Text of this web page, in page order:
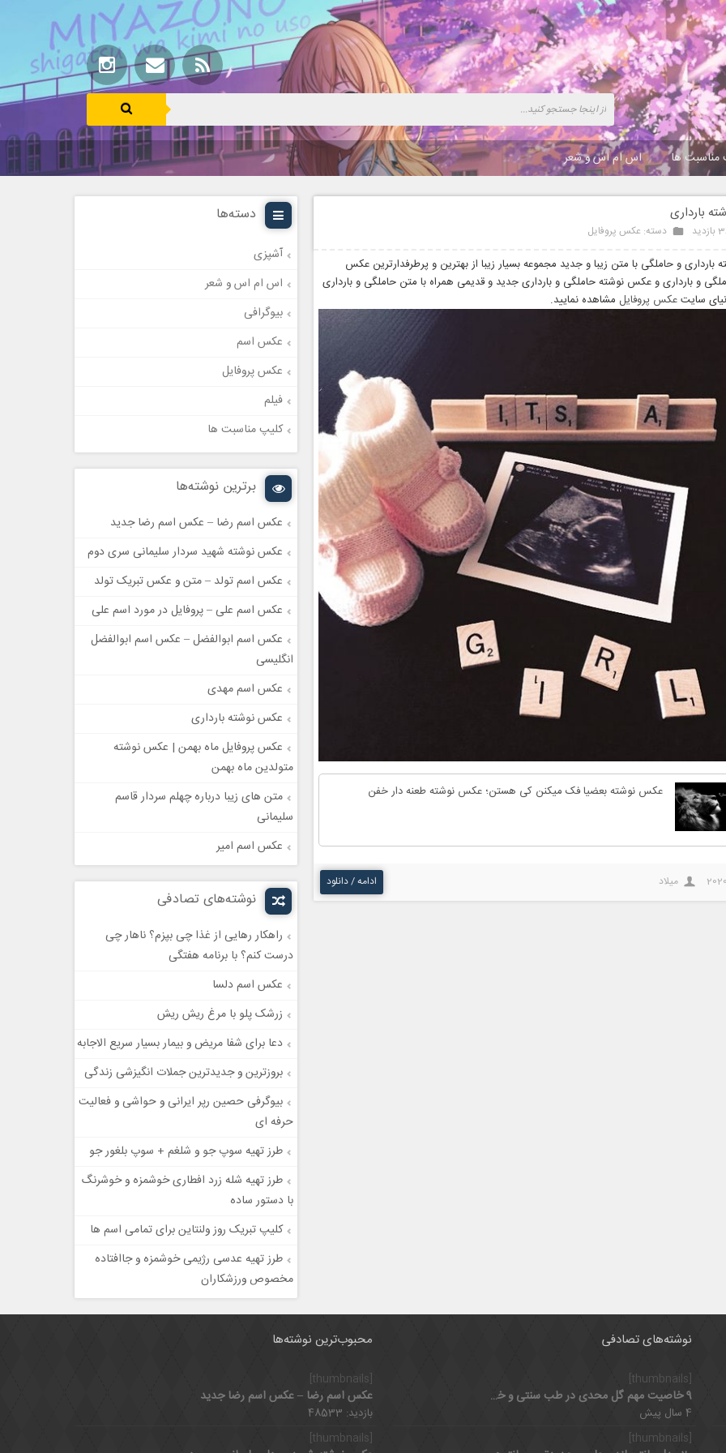
مناسبت ها اس ام اس و شعر
بارداری
دسته: عکس پروفایل
و حاملگی با متن زیبا و جدید مجموعه بسیار زیبا از بهترین و پرطرفدارترین عکس
و بارداری و عکس نوشته حاملگی و بارداری جدید و قدیمی همراه با متن حاملگی و بارداری
سایت عکس پروفایل مشاهده نمایید.
عکس نوشته بعضیا فک میکنن کی هستن؛ عکس نوشته طعنه دار خفن
میلاد ادامه / دانلود
دسته‌ها
آشپزی
اس ام اس و شعر
بیوگرافی
عکس اسم
عکس پروفایل
فیلم
کلیپ مناسبت ها
برترین نوشته‌ها
عکس اسم رضا – عکس اسم رضا جدید
عکس نوشته شهید سردار سلیمانی سری دوم
عکس اسم تولد – متن و عکس تبریک تولد
عکس اسم علی – پروفایل در مورد اسم علی
عکس اسم ابوالفضل – عکس اسم ابوالفضل
انگلیسی
عکس اسم مهدی
عکس نوشته بارداری
عکس پروفایل ماه بهمن | عکس نوشته
متولدین ماه بهمن
متن های زیبا درباره چهلم سردار قاسم
سلیمانی
عکس اسم امیر
نوشته‌های تصادفی
راهکار رهایی از غذا چی بپزم؟ ناهار چی
درست کنم؟ با برنامه هفتگی
عکس اسم دلسا
زرشک پلو با مرغ ریش ریش
دعا برای شفا مریض و بیمار بسیار سریع الاجابه
بروزترین و جدیدترین جملات انگیزشی زندگی
بیوگرفی حصین رپر ایرانی و حواشی و فعالیت
حرفه ای
طرز تهیه سوپ جو و شلغم + سوپ بلغور جو
طرز تهیه شله زرد افطاری خوشمزه و خوشرنگ
با دستور ساده
کلیپ تبریک روز ولنتاین برای تمامی اسم ها
طرز تهیه عدسی رژیمی خوشمزه و جاافتاده
مخصوص ورزشکاران
نوشته‌های تصادفی
[thumbnails]
9 خاصیت مهم گل محدی در طب سنتی و خواص شگفت انگیز آن برای زنان
4 سال پیش
[thumbnails]
محبوب‌ترین نوشته‌ها
[thumbnails]
عکس اسم رضا – عکس اسم رضا جدید
بازدید: 48533
[thumbnails]